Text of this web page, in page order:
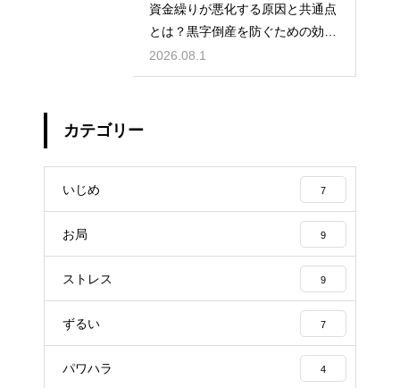
資金繰りが悪化する原因と共通点
とは？黒字倒産を防ぐための効果
的な対策
2026.08.1
カテゴリー
いじめ 7
お局 9
ストレス 9
ずるい 7
パワハラ 4